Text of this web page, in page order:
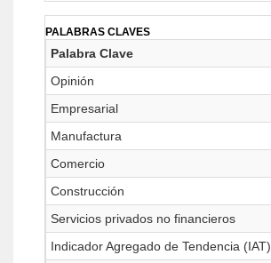
PALABRAS CLAVES
Palabra Clave
Opinión
Empresarial
Manufactura
Comercio
Construcción
Servicios privados no financieros
Indicador Agregado de Tendencia (IAT)